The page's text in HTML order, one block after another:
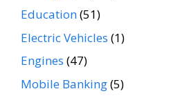
Education(51)
Electric Vehicles (1)
Engines (47)
Mobile Banking(5)